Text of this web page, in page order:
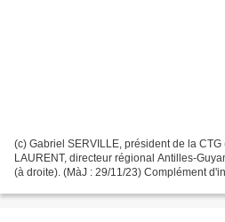
(c) Gabriel SERVILLE, président de la
LAURENT, directeur régional Antilles-
(à droite). (MàJ : 29/11/23) Complément